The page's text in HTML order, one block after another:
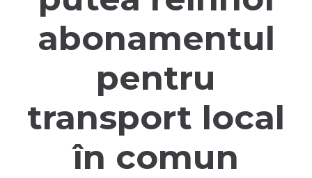
abonamentul
pentru
transport local
în comun